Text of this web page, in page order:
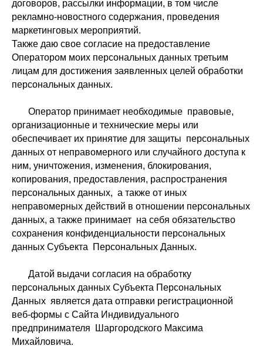
договоров, рассылки информации, в том числе
рекламно-новостного содержания, проведения
маркетинговых мероприятий.
Также даю свое согласие на предоставление
Оператором моих персональных данных третьим
лицам для достижения заявленных целей обработки
персональных данных.
Оператор принимает необходимые правовые,
организационные и технические меры или
обеспечивает их принятие для защиты персональных
данных от неправомерного или случайного доступа к
ним, уничтожения, изменения, блокирования,
копирования, предоставления, распространения
персональных данных, а также от иных
неправомерных действий в отношении персональных
данных, а также принимает на себя обязательство
сохранения конфиденциальности персональных
данных Субъекта Персональных Данных.
Датой выдачи согласия на обработку
персональных данных Субъекта Персональных
Данных является дата отправки регистрационной
веб-формы с Сайта Индивидуального
предпринимателя Шаргородского Максима
Михайловича.